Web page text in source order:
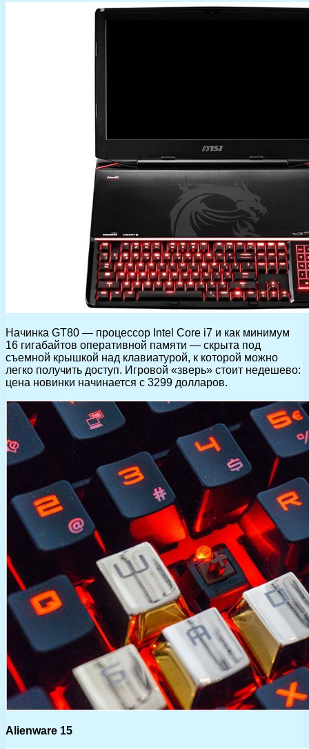
Начинка GT80 — процессор Intel Core i7 и как минимум
16 гигабайтов оперативной памяти — скрыта под
съемной крышкой над клавиатурой, к которой можно
легко получить доступ. Игровой «зверь» стоит недешево:
цена новинки начинается с 3299 долларов.
Alienware 15